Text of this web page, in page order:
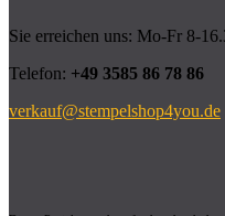
Sie erreichen uns: Mo-Fr 8-
Telefon: +49 3585 86 78 86
verkauf@stempelshop4you.de